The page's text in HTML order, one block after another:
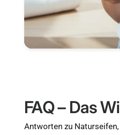
FAQ – Das
Antworten zu